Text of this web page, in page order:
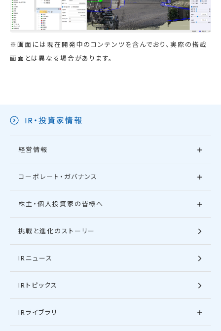
※画面には現在開発中のコンテンツを含んでおり、実際の搭載
画面とは異なる場合があります。
IR・投資家情報
経営情報
コーポレート・ガバナンス
株主・個人投資家の皆様へ
挑戦と進化のストーリー
IRニュース
IRトピックス
IRライブラリ